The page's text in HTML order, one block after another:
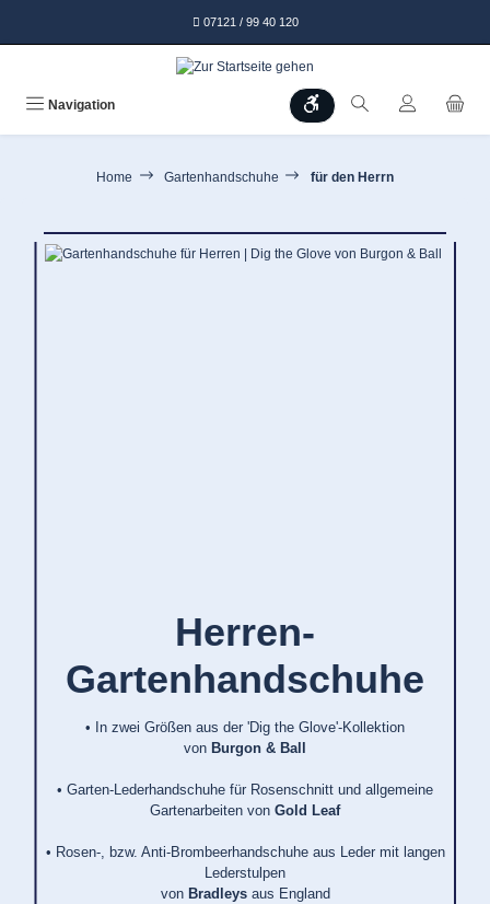
07121 / 99 40 120
Navigation Werkzeugleiste anzeigen
Home Gartenhandschuhe für den Herrn
Herren-
Gartenhandschuhe
• In zwei Größen aus der 'Dig the Glove'-Kollektion
von Burgon & Ball
• Garten-Lederhandschuhe für Rosenschnitt und allgemeine
Gartenarbeiten von Gold Leaf
• Rosen-, bzw. Anti-Brombeerhandschuhe aus Leder mit langen
Lederstulpen
von Bradleysaus England